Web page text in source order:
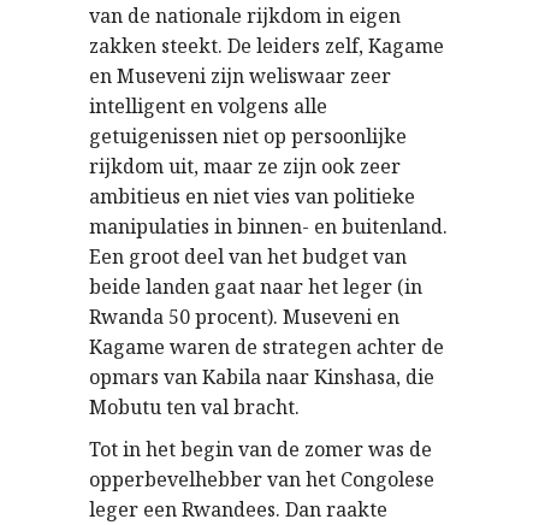
van de nationale rijkdom in eigen
zakken steekt. De leiders zelf, Kagame
en Museveni zijn weliswaar zeer
intelligent en volgens alle
getuigenissen niet op persoonlijke
rijkdom uit, maar ze zijn ook zeer
ambitieus en niet vies van politieke
manipulaties in binnen- en buitenland.
Een groot deel van het budget van
beide landen gaat naar het leger (in
Rwanda 50 procent). Museveni en
Kagame waren de strategen achter de
opmars van Kabila naar Kinshasa, die
Mobutu ten val bracht.
Tot in het begin van de zomer was de
opperbevelhebber van het Congolese
leger een Rwandees. Dan raakte